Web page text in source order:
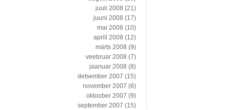
juuli 2008 (21)
juuni 2008 (17)
mai 2008 (10)
aprill 2008 (12)
märts 2008 (9)
veebruar 2008 (7)
jaanuar 2008 (8)
detsember 2007 (15)
november 2007 (6)
oktoober 2007 (9)
september 2007 (15)